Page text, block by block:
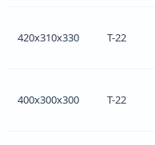
420x310x330 Т-22
400x300x300 Т-22